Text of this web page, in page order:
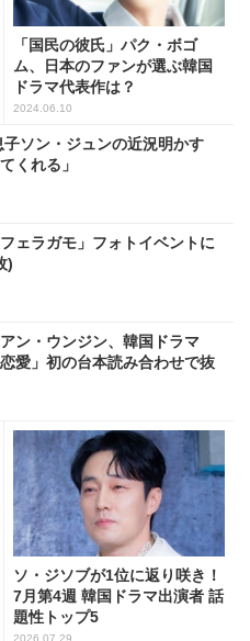
「国民の彼氏」パク・ボゴ
ム、日本のファンが選ぶ韓国
ドラマ代表作は？
2024.06.10
子ソン・ジュンの近況明かす
くれる」
ェラガモ」フォトイベントに
)
ン・ウンジン、韓国ドラマ
恋愛」初の台本読み合わせで抜
ソ・ジソブが1位に返り咲き！
7月第4週 韓国ドラマ出演者 話
題性トップ5